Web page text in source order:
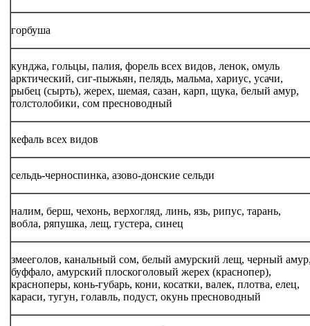
горбуша
кунджа, гольцы, палия, форель всех видов, ленок, омуль
арктический, сиг-пыжьян, пелядь, мальма, хариус, усачи,
рыбец (сырть), жерех, шемая, сазан, карп, щука, белый амур,
толстолобики, сом пресноводный
кефаль всех видов
сельдь-черноспинка, азово-донские сельди
налим, берш, чехонь, верхогляд, линь, язь, рипус, тарань,
вобла, ряпушка, лещ, густера, синец
змееголов, канальный сом, белый амурский лещ, черный
буффало, амурский плоскоголовый жерех (краснопер),
красноперы, конь-губарь, кони, косатки, валек, плотва, елец,
караси, тугун, голавль, подуст, окунь пресноводный